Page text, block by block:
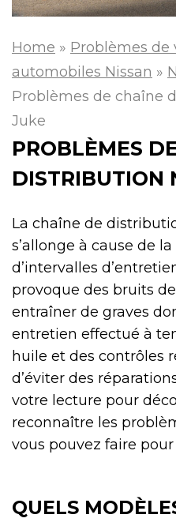
Home » Problèmes de
automobiles Nissan »
Problèmes de chaîne
Juke
PROBLÈMES
DISTRIBUTION
La chaîne de
s’allonge à cause de
d’intervalles
provoque des bruits
entraîner de graves
entretien effectué à
huile et des contrôles
d’éviter des
votre lecture pour
reconnaître les
vous pouvez faire
QUELS